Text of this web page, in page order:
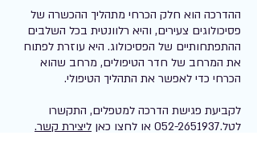
ההדרכה הוא חלק הכרחי מתהליך ההכשרה של
פסיכולוגים צעירים, והיא רלוונטית בכל השלבים
ההתפתחותיים של הפסיכולוג. היא עוזרת לפתוח
את המרחב של חדר הטיפולים, מרחב שהוא
הכרחי כדי לאפשר את התהליך הטיפולי.
לקביעת פגישת הדרכה למטפלים, התקשרו
לטל.052-2651937 או לחצו כאן
ליצירת קשר.